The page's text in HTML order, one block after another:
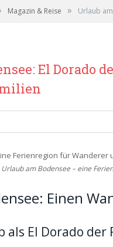
Magazin & Reise » Urlaub
El Dorado
Urlaub am Bodensee – eine
Einen
als El Dorado